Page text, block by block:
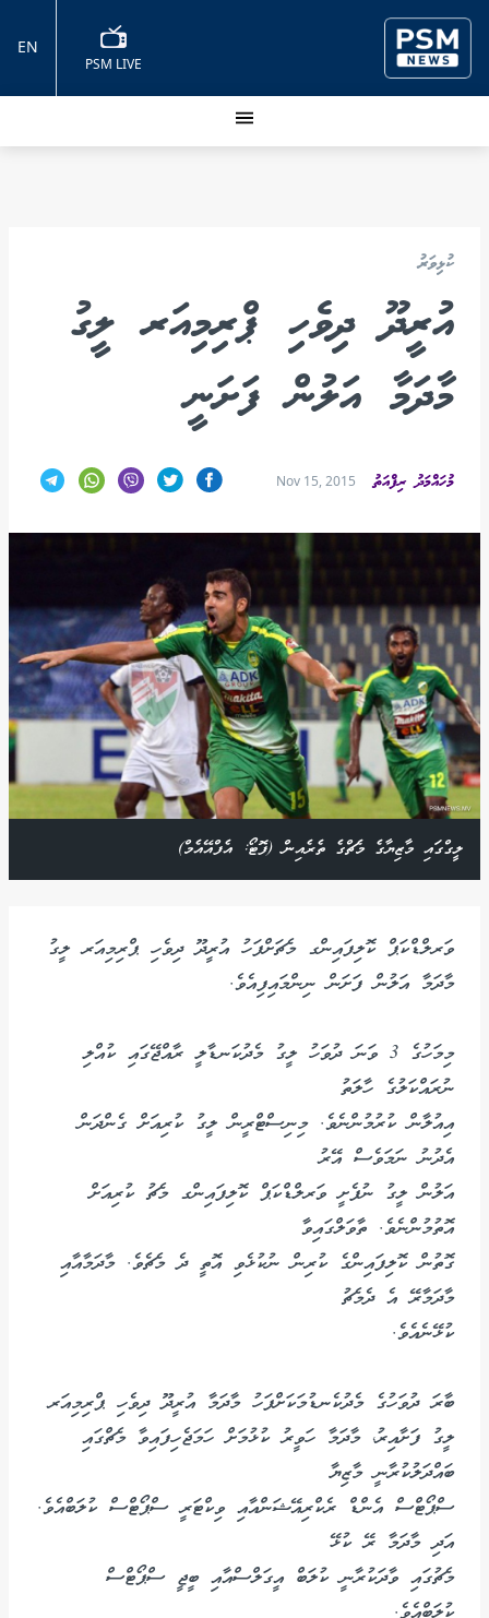
PSM LIVE
EN
ކުޅިވަރު
އުރީދޫ ދިވެހި ޕްރިމިއަރ ލީގު
މާދަމާ އަލުން ފަށަނީ
މުހައްމަދު ރިފްއަތު Nov 15, 2015
ލީގްގައި މާޒިޔާގެ މެޗްގެ ތެރެއިން (ފޮޓޯ: އެފްއޭއެމް)
ވަރލްޑްކަޕް ކޮލިފައިންގ މެޗަށްފަހު އުރީދޫ ދިވެހި ޕްރިމިއަރ ލީގު
މާދަމާ އަލުން ފަށަން ނިންމައިފިއެވެ.
މިމަހުގެ 3 ވަނަ ދުވަހު ލީގު މެދުކަނޑާލީ ރާއްޖޭގައި ކުއްލި
ނުރައްކަލުގެ ހާލަތު
އިއުލާން ކުރުމުންނެވެ. މިނިސްޓްރީން ލީގު ކުރިއަށް ގެންދަން
އެދުނު ނަމަވެސް އޭރު
އަލުން ލީގު ނުފެށީ ވަރލްޑްކަޕް ކޮލިފައިންގ މެޗު ކުރިއަށް
އޮތުމުންނެވެ. ތާވަލްގައިވާ
ގޮތުން ކޮލިފައިންގެ ކުރިން ނުކުޅެވި އޮތީ ދެ މެޗެވެ. މާދަމާއާއި
މާދަމާރޭ އެ ދެމެޗު
ކުޅޭނެއެވެ.
ބާރަ ދުވަހުގެ މެދުކެނޑުމަކަށްފަހު މާދަމާ އުރީދޫ ދިވެހި ޕްރިމިއަރ
ލީގު ފަށާއިރު، މާދަމާ ހަވީރު ކުޅުމަށް ހަމަޖެހިފައިވާ މެޗްގައި
ބައްދަލުކުރާނީ މާޒިޔާ
ސްޕޯޓްސް އެންޑް ރެކްރިއޭޝަންއާއި ވިކްޓަރީ ސްޕޯޓްސް ކުލަބްއެވެ.
އަދި މާދަމާ ރޭ ކުޅޭ
މެޗުގައި ވާދަކުރާނީ ކުލަބް އީގަލްސްއާއި ބީޖީ ސްޕޯޓްސް